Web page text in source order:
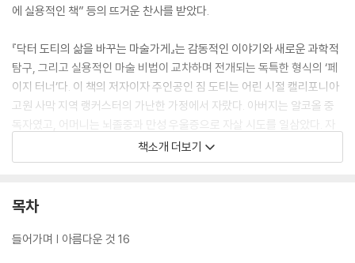
에 실용적인 책” 등의 뜨거운 찬사를 받았다.
『닥터 도티의 삶을 바꾸는 마술가게』는 감동적인 이야기와 새로운 과학적
탐구, 그리고 실용적인 마술 비법이 교차하며 전개되는 독특한 형식의 ‘페
이지 터너’다. 이 책의 저자이자 주인공인 짐 도티는 어린 시절 캘리포니아
고원 사막 지역 랭커스터의 가난한 가정에서 자랐다. 아버지는 알코올 중
독자였고, 어머니는 뇌졸중과 만성 우울증으로 자살 시도를 일삼았다. 자
존감 없는 아이였던 그가 자신의 존재를 특별하다고 느끼는 유일한 순간은
마술을 연습할 때뿐이다. 하지만 열두 살 되던 어느 여름날, 그는 우연히 들
을 특별하게 만드는 마술을 배우게 된다. 그것은 바로 뇌와 마음의 힘을 조
운 비법이었다.
책소개 더보기
목차
들어가며 | 아름다운 것 16